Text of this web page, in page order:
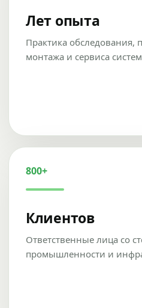
Лет опыта
Практика обследования,
монтажа и сервиса
800+
Клиентов
Ответственные лица со
промышленности и